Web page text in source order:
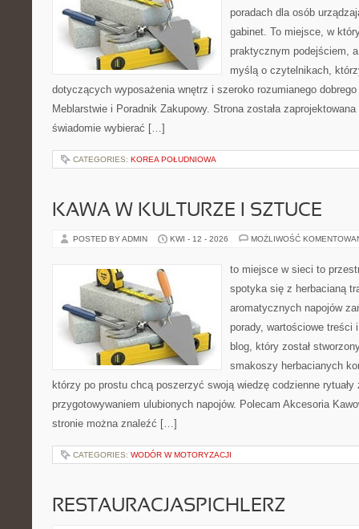
poradach dla osób
gabinet. To miejsce, w
praktycznym podejściem,
myślą o czytelnikach,
dotyczących wyposażenia wnętrz i szeroko rozumianego
Meblarstwie i Poradnik Zakupowy. Strona została
świadomie wybierać […]
CATEGORIES: KOREA POŁUDNIOWA
KAWA W KULTURZE I SZTUCE
POSTED BY ADMIN KWI - 12 - 2026 MOŻLIWOŚĆ
to miejsce w sieci to
spotyka się z herbacianą
aromatycznych napojów
porady, wartościowe treści
blog, który został
smakoszy herbacianych
którzy po prostu chcą poszerzyć swoją wiedzę codzienne rytuały
przygotowywaniem ulubionych napojów. Polecam Akcesoria
stronie można znaleźć […]
CATEGORIES: WODÓR W MOTORYZACJI
RESTAURACJASPICHLERZ